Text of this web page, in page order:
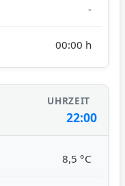
-
00:00 h
22:00
8,5 °C